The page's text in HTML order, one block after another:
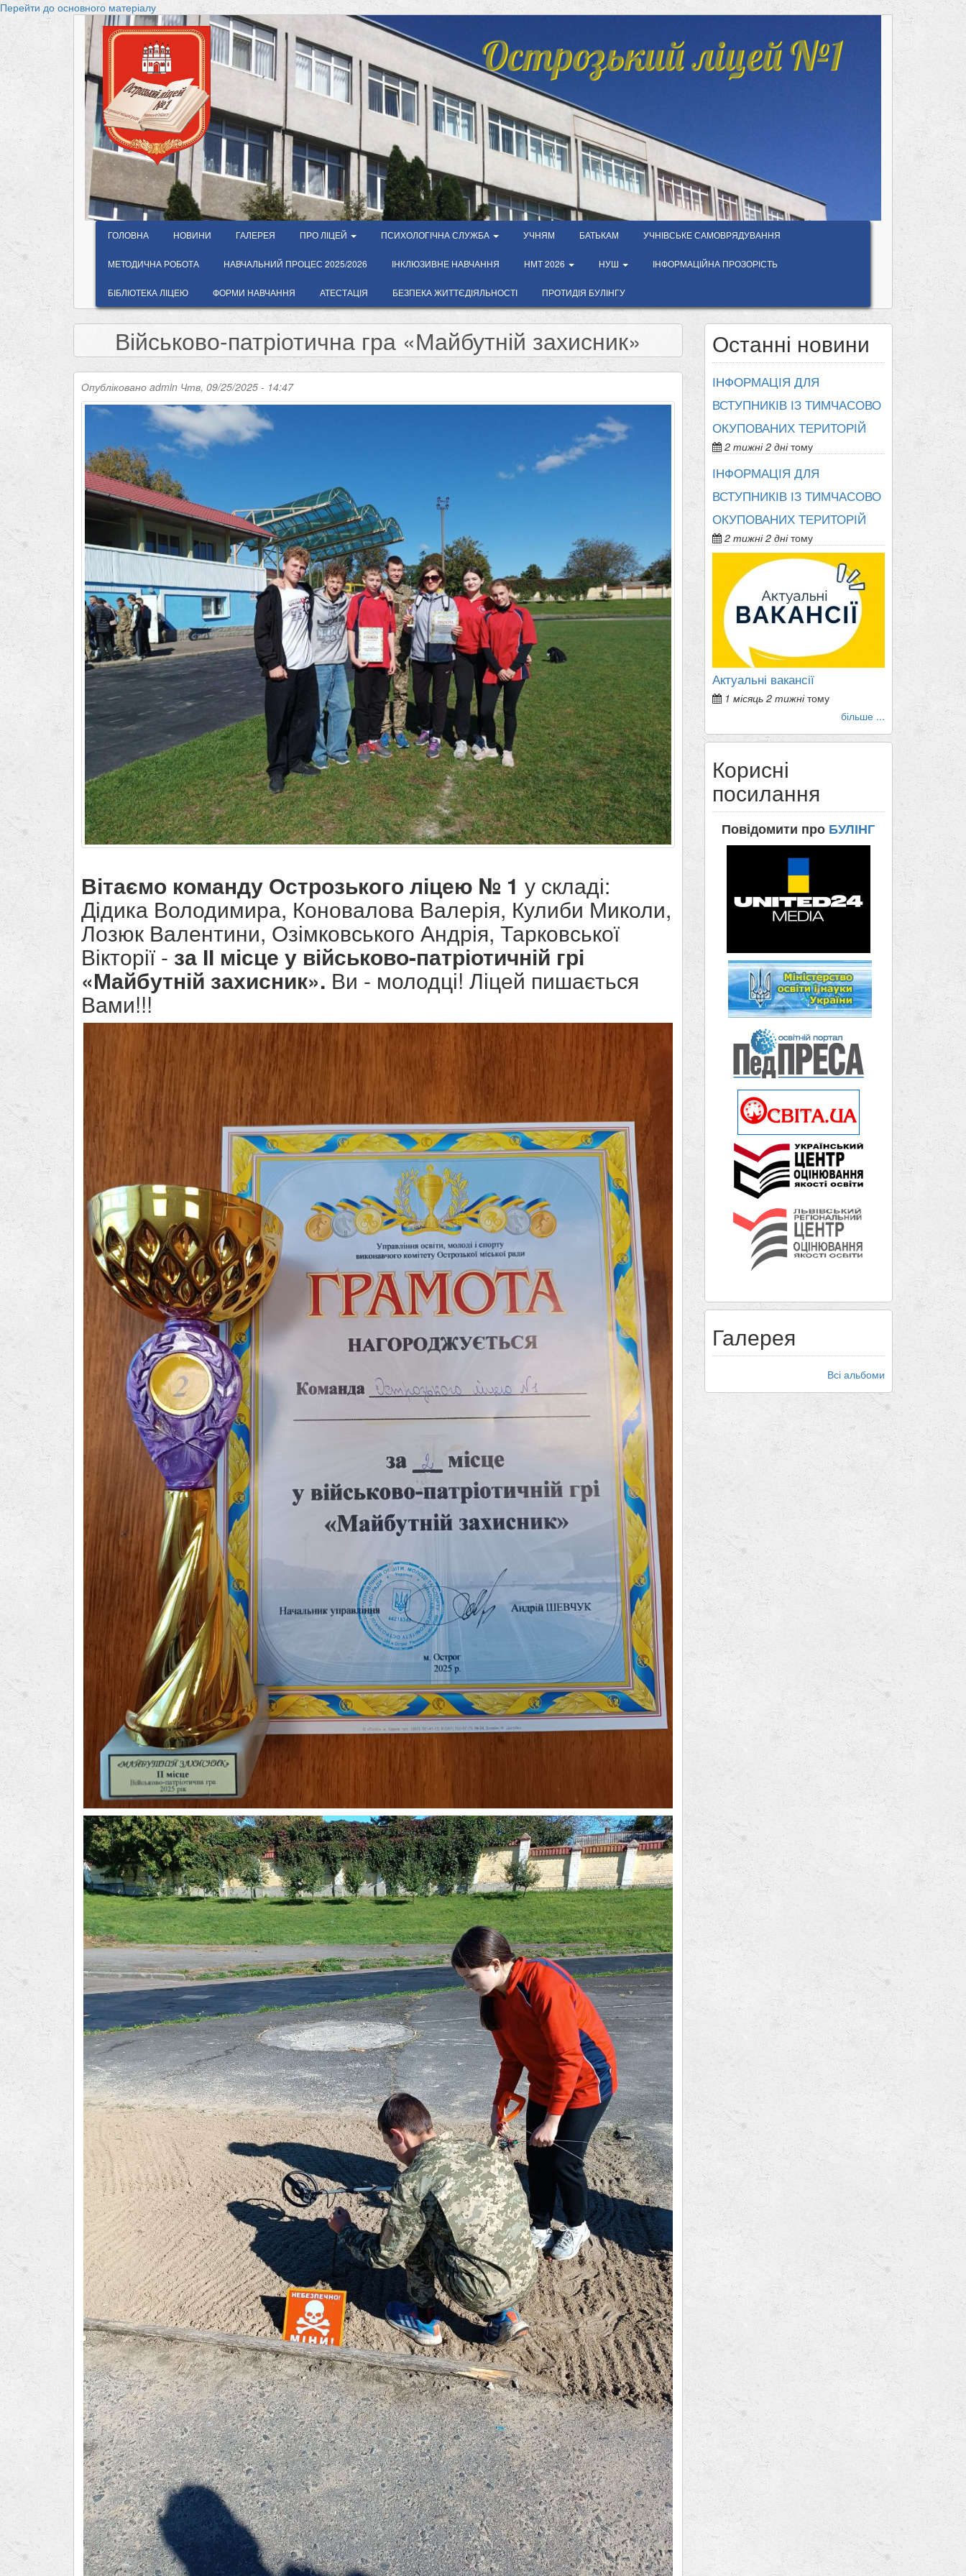
Перейти до основного матеріалу
Острозький ліцей №1
ГОЛОВНА НОВИНИ ГАЛЕРЕЯ ПРО ЛІЦЕЙ ПСИХОЛОГІЧНА СЛУЖБА УЧНЯМ БАТЬКАМ УЧНІВСЬКЕ САМОВРЯДУВАННЯ
МЕТОДИЧНА РОБОТА НАВЧАЛЬНИЙ ПРОЦЕС 2025/2026 ІНКЛЮЗИВНЕ НАВЧАННЯ НМТ 2026 НУШ ІНФОРМАЦІЙНА ПРОЗОРІСТЬ
БІБЛІОТЕКА ЛІЦЕЮ ФОРМИ НАВЧАННЯ АТЕСТАЦІЯ БЕЗПЕКА ЖИТТЄДІЯЛЬНОСТІ ПРОТИДІЯ БУЛІНГУ
Військово-патріотична гра «Майбутній захисник»
Опубліковано admin Чтв, 09/25/2025 - 14:47
Вітаємо команду Острозького ліцею № 1 у складі:
Дідика Володимира, Коновалова Валерія, Кулиби Миколи,
Лозюк Валентини, Озімковського Андрія, Тарковської
Вікторії - за ІІ місце у військово-патріотичній грі
«Майбутній захисник». Ви - молодці! Ліцей пишається
Вами!!!
Останні новини
ІНФОРМАЦІЯ ДЛЯ
ВСТУПНИКІВ ІЗ ТИМЧАСОВО
ОКУПОВАНИХ ТЕРИТОРІЙ
2 тижні 2 днітому
ІНФОРМАЦІЯ ДЛЯ
ВСТУПНИКІВ ІЗ ТИМЧАСОВО
ОКУПОВАНИХ ТЕРИТОРІЙ
2 тижні 2 днітому
Актуальні вакансії
1 місяць 2 тижнітому
більше ...
Корисні
посилання
Повідомити про БУЛІНГ
Галерея
Всі альбоми